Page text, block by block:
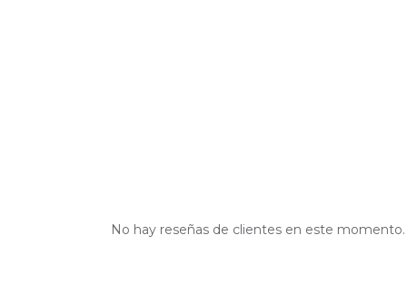
No hay reseñas de clientes en este momento.